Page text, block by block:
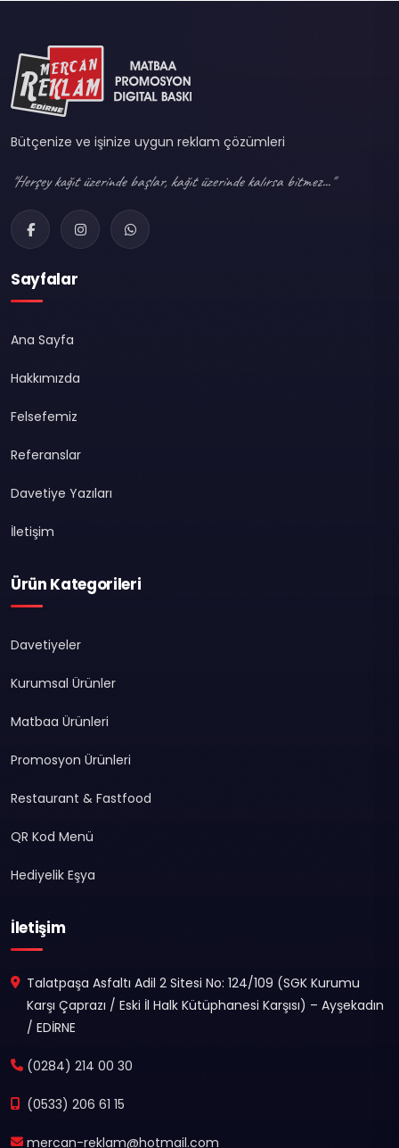
Bütçenize ve işinize uygun reklam çözümleri
"Herşey kağıt üzerinde başlar, kağıt üzerinde kalırsa bitmez..."
Sayfalar
Ana Sayfa
Hakkımızda
Felsefemiz
Referanslar
Davetiye Yazıları
İletişim
Ürün Kategorileri
Davetiyeler
Kurumsal Ürünler
Matbaa Ürünleri
Promosyon Ürünleri
Restaurant & Fastfood
QR Kod Menü
Hediyelik Eşya
İletişim
Talatpaşa Asfaltı Adil 2 Sitesi No: 124/109 (SGK Kurumu
Karşı Çaprazı / Eski İl Halk Kütüphanesi Karşısı) – Ayşekadın
/ EDİRNE
(0284) 214 00 30
(0533) 206 61 15
mercan-reklam@hotmail.com